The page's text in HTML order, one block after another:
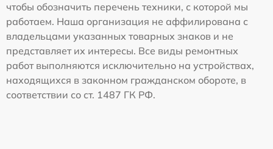
чтобы обозначить перечень техники, с которой мы
работаем. Наша организация не аффилирована с
владельцами указанных товарных знаков и не
представляет их интересы. Все виды ремонтных
работ выполняются исключительно на устройствах,
находящихся в законном гражданском обороте, в
соответствии со ст. 1487 ГК РФ.